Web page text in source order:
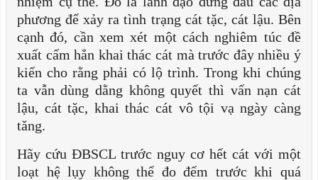
phương để xảy ra tình trạng cát tặc, cát lậu. Bên
cạnh đó, cần xem xét một cách nghiêm túc đề
xuất cấm hẳn khai thác cát mà trước đây nhiều ý
kiến cho rằng phải có lộ trình. Trong khi chúng
ta vẫn dùng dằng không quyết thì vấn nạn cát
lậu, cát tặc, khai thác cát vô tội vạ ngày càng
tăng.
Hãy cứu ĐBSCL trước nguy cơ hết cát với một
loạt hệ lụy không thể đo đếm trước khi quá